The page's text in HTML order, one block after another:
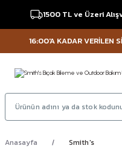
1500 TL ve Üzeri
16:00'A KADAR VERİLEN
Anasayfa Smith's